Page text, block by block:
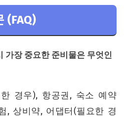
(FAQ)
가장 중요한 준비물은 무엇인
경우), 항공권, 숙소 예약
, 상비약, 어댑터(필요한 경